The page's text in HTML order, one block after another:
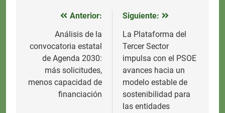
Navegación
entradas
Anterior:
Análisis de la
convocatoria estatal
de Agenda 2030:
más solicitudes,
menos capacidad de
financiación
Siguiente:
La Plataforma del
Tercer Sector
impulsa con el PSOE
avances hacia un
modelo estable de
sostenibilidad para
las entidades